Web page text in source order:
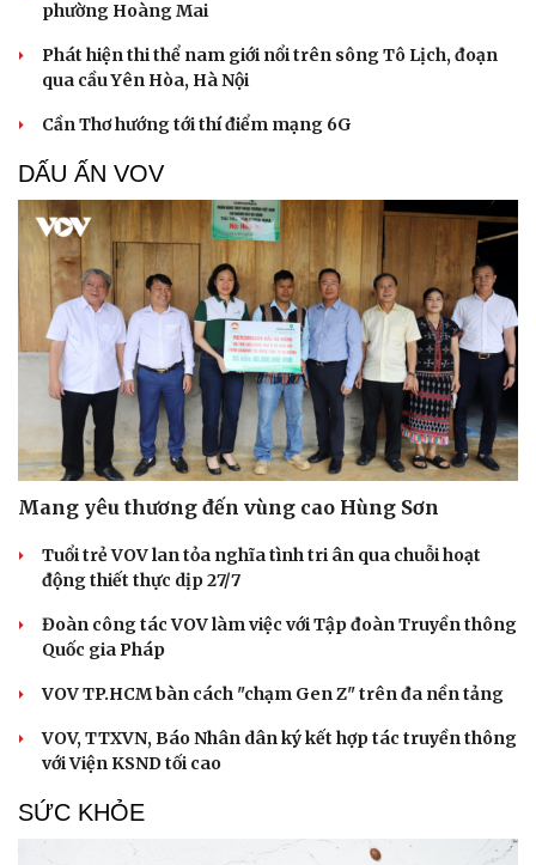
Cải chính
phường Hoàng Mai
Phát hiện thi thể nam giới nổi trên sông Tô Lịch, đoạn
qua cầu Yên Hòa, Hà Nội
Cần Thơ hướng tới thí điểm mạng 6G
DẤU ẤN VOV
Mang yêu thương đến vùng cao Hùng Sơn
Tuổi trẻ VOV lan tỏa nghĩa tình tri ân qua chuỗi hoạt
động thiết thực dịp 27/7
Đoàn công tác VOV làm việc với Tập đoàn Truyền thông
Quốc gia Pháp
VOV TP.HCM bàn cách "chạm Gen Z" trên đa nền tảng
VOV, TTXVN, Báo Nhân dân ký kết hợp tác truyền thông
với Viện KSND tối cao
SỨC KHỎE